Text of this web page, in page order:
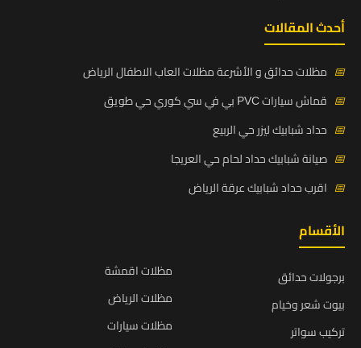
أحدث المقالات
📅 مظلات حدائق و الأشرعة مظلات العاب الاطفال الرياض
📅 قماش سيارات PVC بي في سي كوري حي طويق
📅 حداد شبابيك ليزر حي الربيع
📅 صيانة شبابيك حداد لحام حي العريجا
📅 اقرب حداد شبابيك عرقة الرياض
الأقسام
برجولات حدائق
بيوت شعر وخيام
تركيب سواتر
مظلات اقمشة
مظلات الرياض
مظلات سيارات